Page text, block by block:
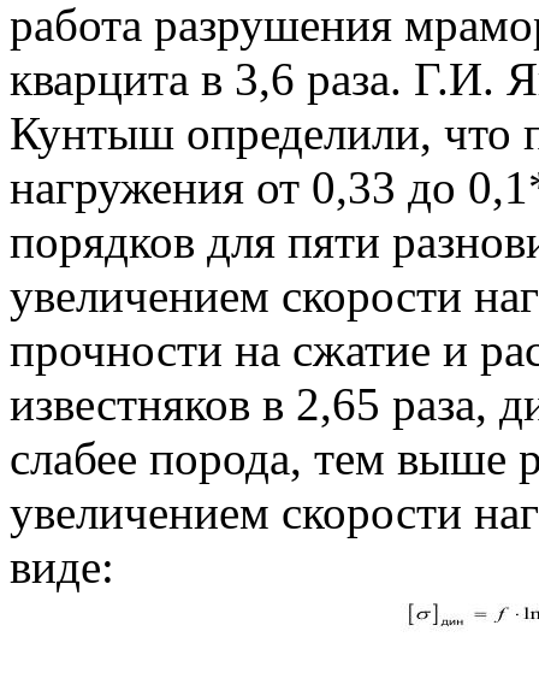
работа разрушения
кварцита в 3,6 раза.
Кунтыш определили, что
нагружения от 0,33 до
порядков для пяти
увеличением скорости
прочности на сжатие и
известняков в 2,65 раза,
слабее порода, тем выше
увеличением скорости
виде: